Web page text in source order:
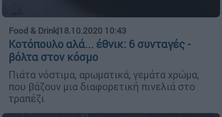
Food & Drink|18.10.2020 10:43
Κοτόπουλο αλά... έθνικ: 6 συνταγές -
βόλτα στον κόσμο
Πιάτα νόστιμα, αρωματικά, γεμάτα χρώμα,
που βάζουν μια διαφορετική πινελιά στο
τραπέζι